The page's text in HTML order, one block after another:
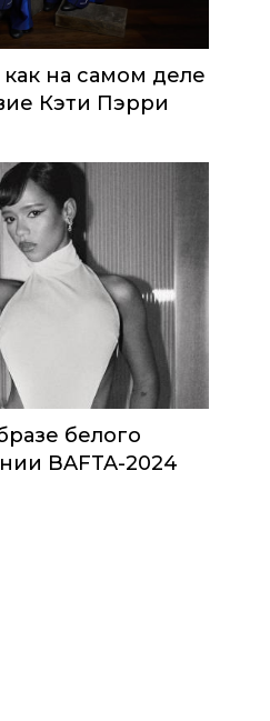
на самом деле
Кэти Пэрри
белого
BAFTA-2024